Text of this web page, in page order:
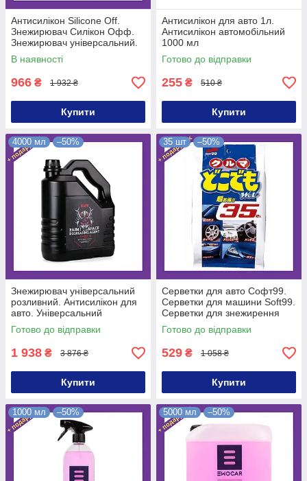
Антисилікон Silicone Off.
Знежирювач Силікон Офф.
Знежирювач універсальний.
Антисилікон для авто Soft99
В наявності
966 ₴ 1 932 ₴
Купити
Антисилікон для авто 1л.
Антисилікон автомобільний
1000 мл
Готово до відправки
255 ₴ 510 ₴
Купити
4000 мл –50%
Знежирювач універсальний
розливний. Антисилікон для
авто. Універсальний
знежирювач на розлив 1 л
Готово до відправки
1 938 ₴ 3 876 ₴
Купити
35 шт –50%
Серветки для авто Софт99.
Серветки для машини Soft99.
Серветки для знежирення
авто Multi Cleaning Wipes
Готово до відправки
529 ₴ 1 058 ₴
Купити
1000 мл –50% 5000 мл –50%